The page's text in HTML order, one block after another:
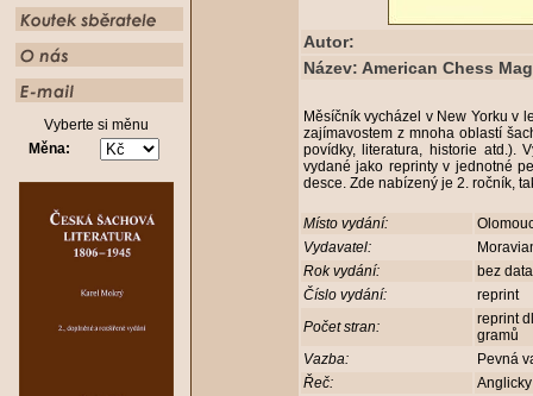
Vyberte si měnu
Měna:
Autor:
Název: American Chess
Měsíčník vycházel v New Yorku v
zajímavostem z mnoha oblastí
povídky, literatura, historie atd.).
vydané jako reprinty v jednotné
desce. Zde nabízený je 2. ročník,
Místo vydání:
Vydavatel:
Rok vydání:
bez
Číslo vydání:
reprint
Počet stran:
reprint
gramů
Vazba:
Pevná
Řeč: